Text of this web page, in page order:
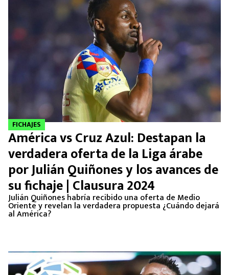
FICHAJES
América vs Cruz Azul: Destapan la
verdadera oferta de la Liga árabe
por Julián Quiñones y los avances de
su fichaje | Clausura 2024
Julián Quiñones habría recibido una oferta de Medio
Oriente y revelan la verdadera propuesta ¿Cuándo dejará
al América?